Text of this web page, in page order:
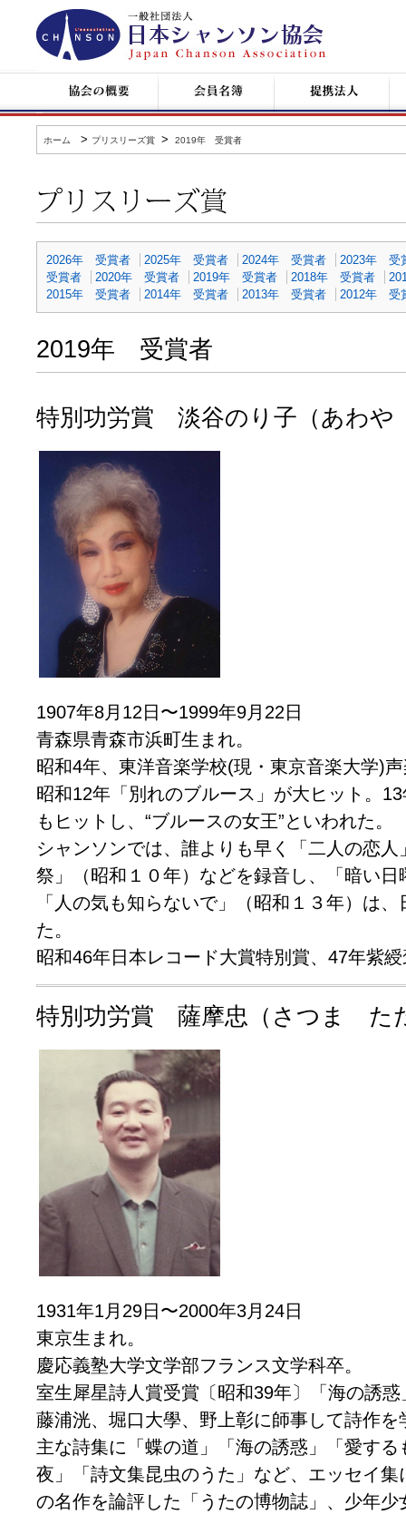
日
本
シ
ン
協
の
概
要
名
簿
企
業
サ
ー
情
ホーム > プリスリーズ賞 > 2019年 受賞者
プ
リ
ス
リ
ー
ズ
賞
2026年 受賞者 2025年 受賞者 2024年 受賞者
2023年 受
受賞者
2020年 受賞者 2019年 受賞者 2018年 受賞者
2015年 受賞者
2014年 受賞者 2013年 受賞者 2012年 受
2019年 受賞者
特別功労賞 淡谷のり子（あわ
1907年8月12日〜1999年9月22日
青森県青森市浜町生まれ。
昭和4年、東洋音楽学校(現・東京音楽大学)
昭和12年「別れのブルース」が大ヒット。
もヒットし、“ブルースの女王”といわれた。
シャンソンでは、誰よりも早く「二人の恋
祭」（昭和１０年）などを録音し、「暗い
「人の気も知らないで」（昭和１３年）は
た。
昭和46年日本レコード大賞特別賞、47年紫
特別功労賞 薩摩忠（さつま た
1931年1月29日〜2000年3月24日
東京生まれ。
慶応義塾大学文学部フランス文学科卒。
室生犀星詩人賞受賞〔昭和39年〕「海の誘惑
藤浦洸、堀口大學、野上彰に師事して詩作を
主な詩集に「蝶の道」「海の誘惑」「愛す
夜」「詩文集昆虫のうた」など、エッセイ
の名作を論評した「うたの博物誌」、少年